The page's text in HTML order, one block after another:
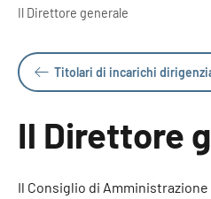
Il Direttore generale
Titolari di incarichi
Il Direttore
Il Consiglio di Amministrazione